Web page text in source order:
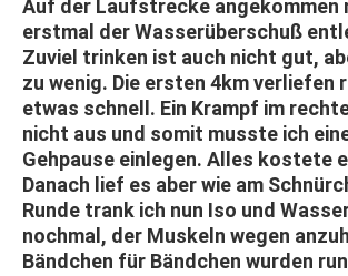
Auf der Laufstrecke angekommen
erstmal der Wasserüberschuß
Zuviel trinken ist auch nicht gut,
zu wenig. Die ersten 4km verliefen
etwas schnell. Ein Krampf im
nicht aus und somit musste ich
Gehpause einlegen. Alles kostete
Danach lief es aber wie am
Runde trank ich nun Iso und
nochmal, der Muskeln wegen
Bändchen für Bändchen wurden